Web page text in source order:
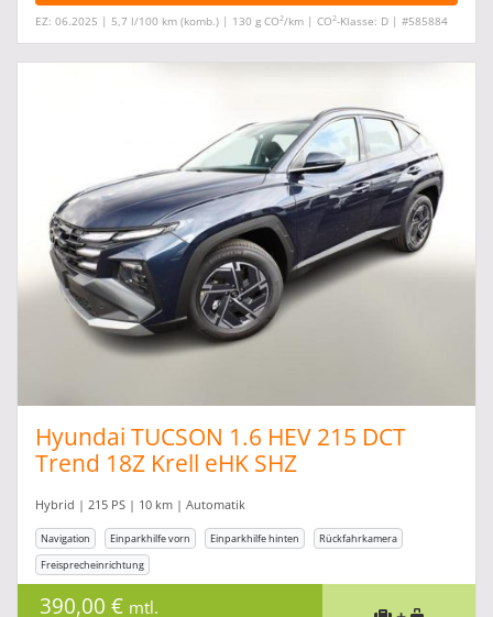
EZ: 06.2025 | 5,7 l/100 km (komb.) | 130 g CO2/km | CO2-Klasse: D | #585884
Hyundai TUCSON 1.6 HEV 215 DCT
Trend 18Z Krell eHK SHZ
Hybrid | 215 PS | 10 km | Automatik
Navigation Einparkhilfe vorn Einparkhilfe hinten
Rückfahrkamera
Freisprecheinrichtung
390,00 € mtl.